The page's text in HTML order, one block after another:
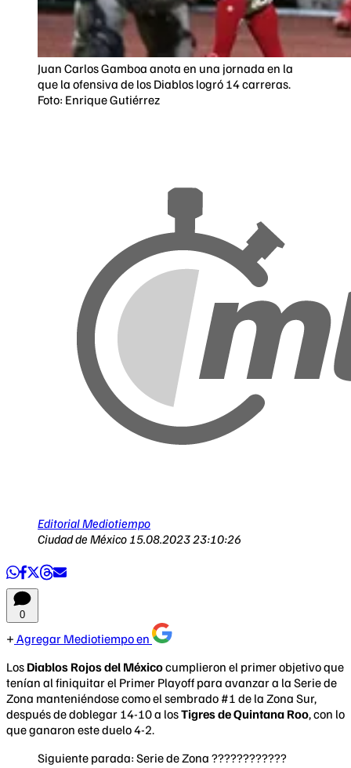
Juan Carlos Gamboa anota en una jornada en la
que la ofensiva de los Diablos logró 14 carreras.
Foto: Enrique Gutiérrez
Editorial Mediotiempo
Ciudad de México 15.08.2023 23:10:26
0
Agregar Mediotiempo en
Los Diablos Rojos del Méxicocumplieron el primer objetivo que
tenían al finiquitar el Primer Playoff para avanzar a la Serie de
Zona manteniéndose como el sembrado #1 de la Zona Sur,
después de doblegar 14-10 a losTigres de Quintana Roo, con lo
que ganaron este duelo 4-2.
Siguiente parada: Serie de Zona ????????????